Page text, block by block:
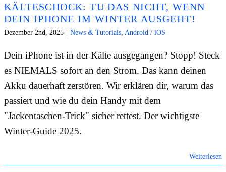
KÄLTESCHOCK: TU DAS NICHT, WENN
DEIN IPHONE IM WINTER AUSGEHT!
Dezember 2nd, 2025 | News & Tutorials Android / iOS
Dein iPhone ist in der Kälte ausgegangen? Stopp! Steck
es NIEMALS sofort an den Strom. Das kann deinen
Akku dauerhaft zerstören. Wir erklären dir, warum das
passiert und wie du dein Handy mit dem
"Jackentaschen-Trick" sicher rettest. Der wichtigste
Winter-Guide 2025.
Weiterlesen